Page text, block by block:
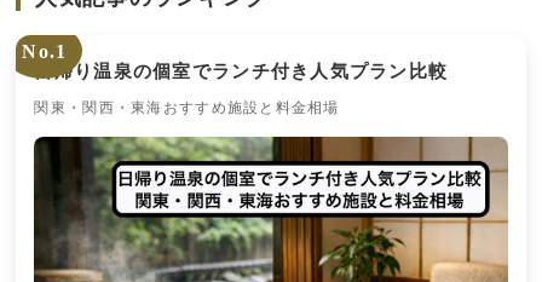
No.1
日帰り温泉の個室でランチ付き人気プラン比較
関東・関西・東海おすすめ施設と料金相場